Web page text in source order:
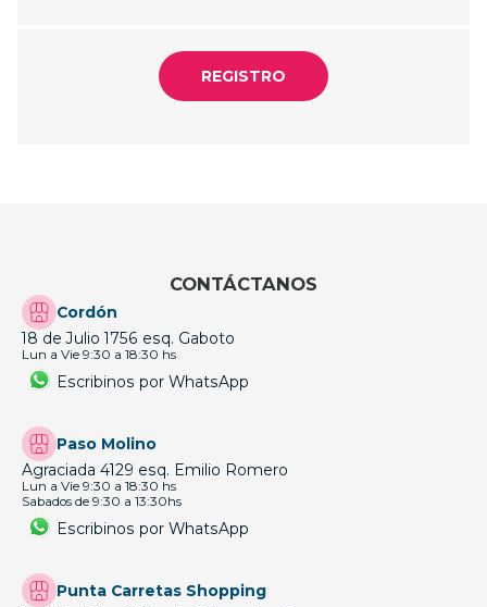
CONTÁCTANOS
Cordón
18 de Julio 1756 esq. Gaboto
Lun a Vie 9:30 a 18:30 hs
Escribinos por WhatsApp
Paso Molino
Agraciada 4129 esq. Emilio Romero
Lun a Vie 9:30 a 18:30 hs
Sabados de 9:30 a 13:30hs
Escribinos por WhatsApp
Punta Carretas Shopping